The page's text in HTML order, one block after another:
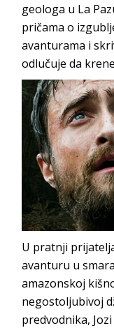
geologa u La
pričama o
avanturama i
odlučuje da
U pratnji
avanturu u
amazonskoj
negostoljubivoj
predvodnika,